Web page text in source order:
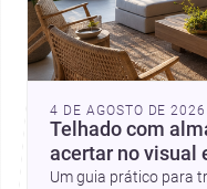
4 DE AGOSTO DE 2026
Telhado com
acertar no visual
Um guia prático para